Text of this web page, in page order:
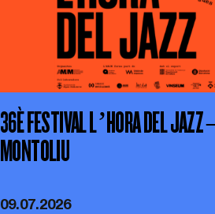
Esdeveniments
Col·laboracions
Sostenibilitat
36È FESTIVAL L’HORA DEL
MONTOLIU
09.07.2026